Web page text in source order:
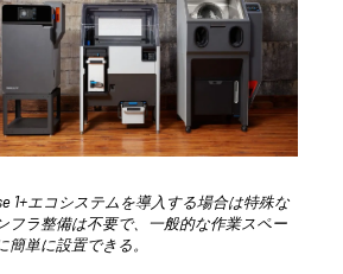
1+エコシステムを導入する場合は特殊な
フラ整備は不要で、一般的な作業スペー
簡単に設置できる。